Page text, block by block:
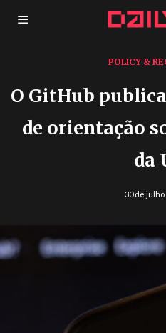
POLICY &
O GitHub
de orientação
da
30 de julho